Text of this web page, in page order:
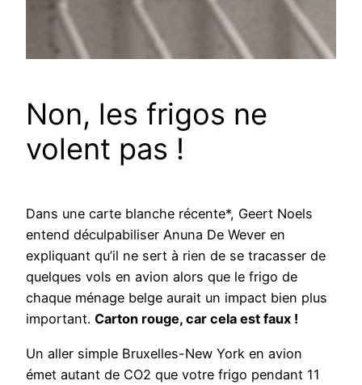
Non, les frigos ne
volent pas !
Dans une carte blanche récente*, Geert Noels
entend déculpabiliser Anuna De Wever en
expliquant qu’il ne sert à rien de se tracasser de
quelques vols en avion alors que le frigo de
chaque ménage belge aurait un impact bien plus
important. Carton rouge, car cela est faux !
Un aller simple Bruxelles-New York en avion
émet autant de CO2 que votre frigo pendant 11